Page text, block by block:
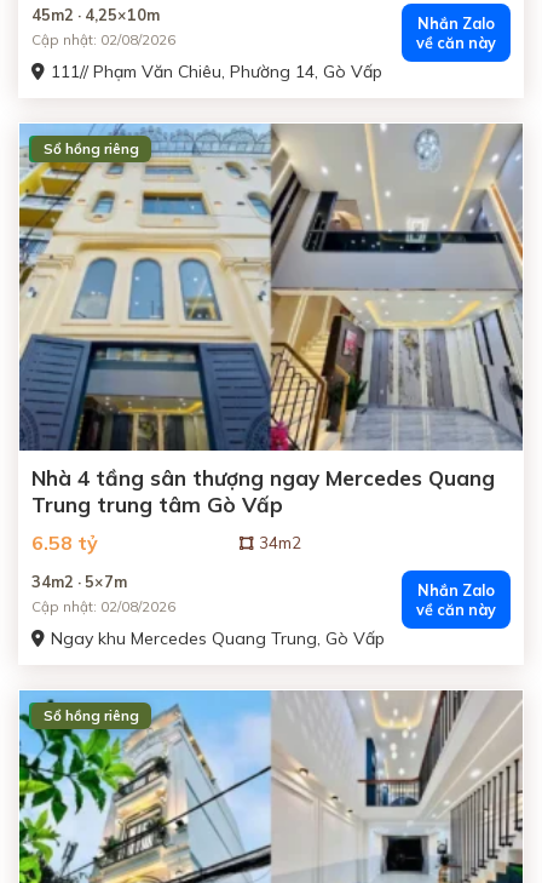
45m2 · 4,25×10m
Cập nhật: 02/08/2026
Nhắn Zalo
về căn này
111// Phạm Văn Chiêu, Phường 14, Gò Vấp
ĐANG BÁN
Sổ hồng riêng
Nhà 4 tầng sân thượng ngay Mercedes Quang
Trung trung tâm Gò Vấp
6.58 tỷ
34m2
34m2 · 5×7m
Cập nhật: 02/08/2026
Nhắn Zalo
về căn này
Ngay khu Mercedes Quang Trung, Gò Vấp
ĐANG BÁN
Sổ hồng riêng